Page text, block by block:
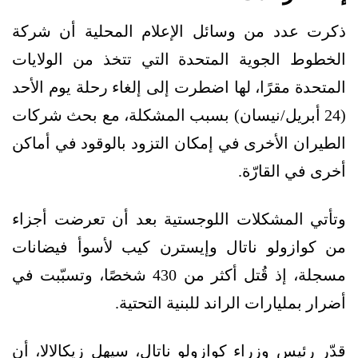
ذكرت عدد من وسائل الإعلام المحلية أن شركة
الخطوط الجوية المتحدة التي تتخذ من الولايات
المتحدة مقرًا، لها اضطرت إلى إلغاء رحلة يوم الأحد
(24 أبريل/نيسان) بسبب المشكلة، مع بحث شركات
الطيران الأخرى في إمكان التزود بالوقود في أماكن
أخرى في القارّة.
وتأتي المشكلات اللوجستية بعد أن تعرضت أجزاء
من كوازولو ناتال وإيسترن كيب لأسوأ فيضانات
مسجلة، إذ قُتل أكثر من 430 شخصًا، وتسبّبت في
أضرار بمليارات الراند للبنية التحتية.
قدّر رئيس وزراء كوازولو ناتال، سيهل زيكالالا، أن